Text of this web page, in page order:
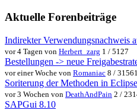
Aktuelle Forenbeiträge
Indirekter Verwendungsnachweis
vor 4 Tagen von Herbert_zarg 1 / 5127
Bestellungen -> neue
vor einer Woche von Romaniac 8 / 31561
Soriterung der Methoden in Eclipse
vor 3 Wochen von DeathAndPain 2 /
SAPGui 8.10